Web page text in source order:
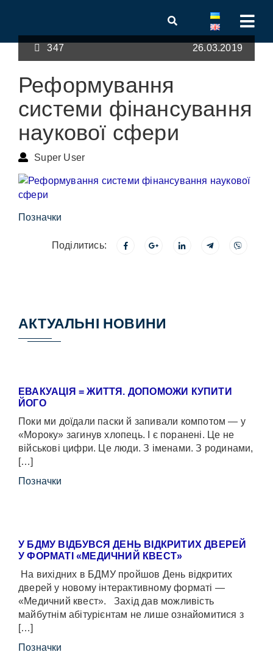
347 26.03.2019
Реформування
системи фінансування
наукової сфери
Super User
Позначки
Поділитись:
АКТУАЛЬНІ НОВИНИ
ЕВАКУАЦІЯ = ЖИТТЯ. ДОПОМОЖИ КУПИТИ
ЙОГО
Поки ми доїдали паски й запивали компотом — у
«Мороку» загинув хлопець. І є поранені. Це не
військові цифри. Це люди. З іменами. З родинами,
[…]
Позначки
У БДМУ ВІДБУВСЯ ДЕНЬ ВІДКРИТИХ ДВЕРЕЙ
У ФОРМАТІ «МЕДИЧНИЙ КВЕСТ»
На вихідних в БДМУ пройшов День відкритих
дверей у новому інтерактивному форматі —
«Медичний квест». Захід дав можливість
майбутнім абітурієнтам не лише ознайомитися з
[…]
Позначки